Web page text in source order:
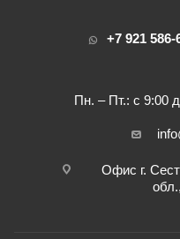
+7 921 586-
Пн. – Пт.: с 9:00
Офис г.